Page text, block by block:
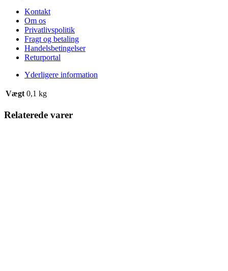
Kontakt
Om os
Privatlivspolitik
Fragt og betaling
Handelsbetingelser
Returportal
Yderligere information
Vægt 0,1 kg
Relaterede varer